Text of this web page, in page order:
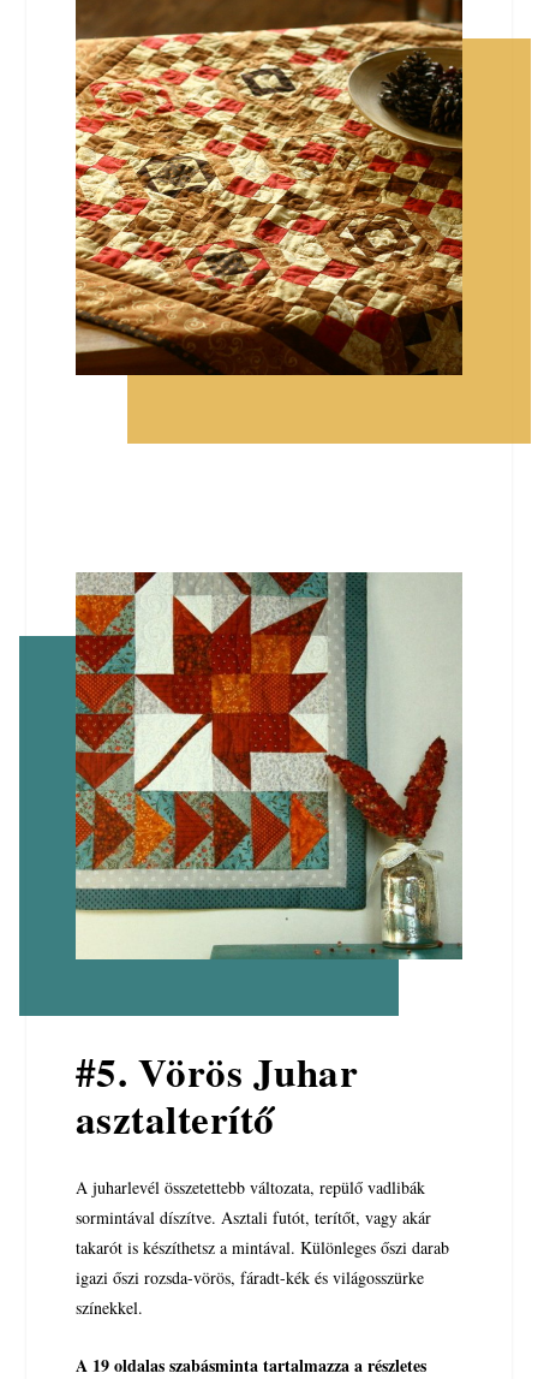
#5. Vörös Juhar
asztalterítő
A juharlevél összetettebb változata, repülő vadlibák
sormintával díszítve. Asztali futót, terítőt, vagy akár
takarót is készíthetsz a mintával. Különleges őszi darab
igazi őszi rozsda-vörös, fáradt-kék és világosszürke
színekkel.
A 19 oldalas szabásminta tartalmazza a részletes